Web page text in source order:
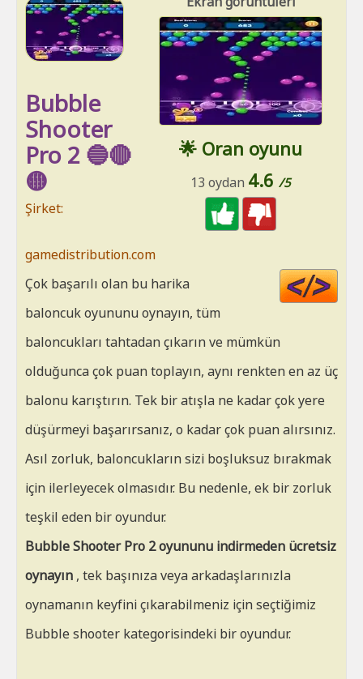
🌟 Oran oyunu
13 oydan 4.6 /5
Bubble
Shooter
Pro 2 🔵🔴
🟡
Şirket:
gamedistribution.com
Çok başarılı olan bu harika
baloncuk oyununu oynayın, tüm
baloncukları tahtadan çıkarın ve mümkün
olduğunca çok puan toplayın, aynı renkten en az üç
balonu karıştırın. Tek bir atışla ne kadar çok yere
düşürmeyi başarırsanız, o kadar çok puan alırsınız.
Asıl zorluk, baloncukların sizi boşluksuz bırakmak
için ilerleyecek olmasıdır. Bu nedenle, ek bir zorluk
teşkil eden bir oyundur.
Bubble Shooter Pro 2 oyununu indirmeden ücretsiz
oynayın , tek başınıza veya arkadaşlarınızla
oynamanın keyfini çıkarabilmeniz için seçtiğimiz
Bubble shooter kategorisindeki bir oyundur.